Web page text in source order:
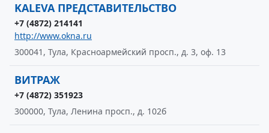
KALEVA ПРЕДСТАВИТЕЛЬСТВО
+7 (4872) 214141
http://www.okna.ru
300041, Тула, Красноармейский просп., д. 3, оф. 13
ВИТРАЖ
+7 (4872) 351923
300000, Тула, Ленина просп., д. 102б